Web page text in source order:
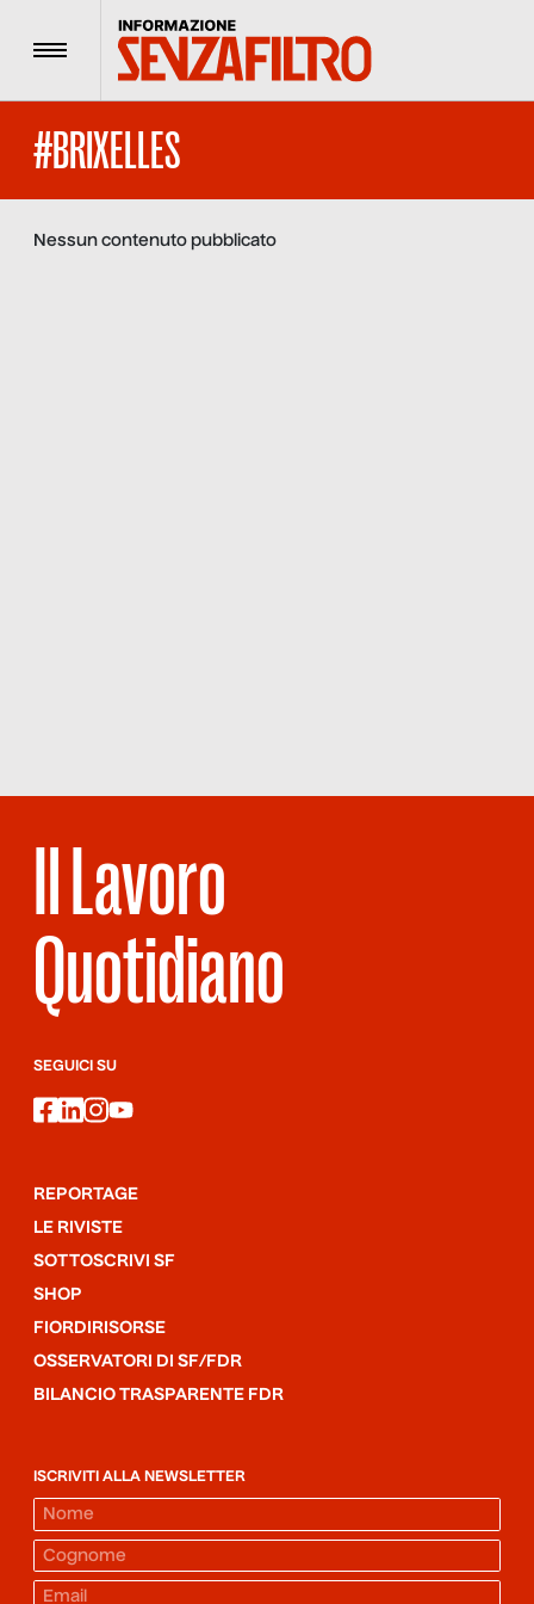
Menu
#BRIXELLES
Nessun contenuto pubblicato
Il Lavoro
Quotidiano
SEGUICI SU
facebook
linkedin
instagram
youtube
REPORTAGE
LE RIVISTE
SOTTOSCRIVI SF
SHOP
FIORDIRISORSE
OSSERVATORI DI SF/FDR
BILANCIO TRASPARENTE FDR
ISCRIVITI ALLA NEWSLETTER